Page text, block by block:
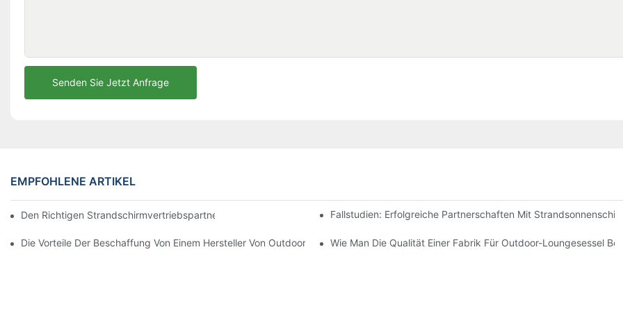
Senden Sie Jetzt Anfrage
EMPFOHLENE ARTIKEL
Den Richtigen Strandschirmvertriebspartner Für Ihre Geschäftlichen Bedürfnisse FindenFallstudien: Erfolgreiche Partnerschaften Mit
Die Vorteile Der Beschaffung Von Einem Hersteller Von Outdoor-Lounge-StühlenWie Man Die Qualität Einer Fabrik Für Outdoor-Loungesessel